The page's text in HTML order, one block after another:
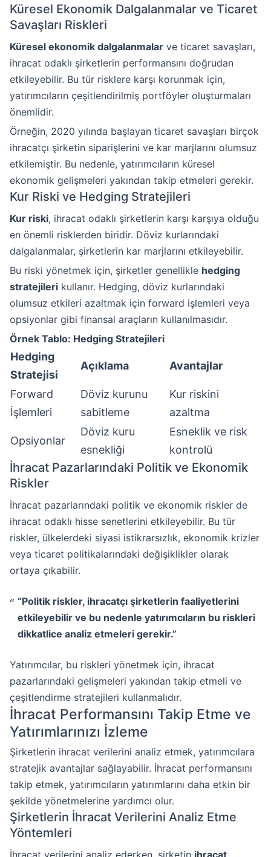
Küresel Ekonomik Dalgalanmalar ve Ticaret
Savaşları Riskleri
Küresel ekonomik dalgalanmalar ve ticaret savaşları,
ihracat odaklı şirketlerin performansını doğrudan
etkileyebilir. Bu tür risklere karşı korunmak için,
yatırımcıların çeşitlendirilmiş portföyler oluşturmaları
önemlidir.
Örneğin, 2020 yılında başlayan ticaret savaşları birçok
ihracatçı şirketin siparişlerini ve kar marjlarını olumsuz
etkilemiştir. Bu nedenle, yatırımcıların küresel
ekonomik gelişmeleri yakından takip etmeleri gerekir.
Kur Riski ve Hedging Stratejileri
Kur riski, ihracat odaklı şirketlerin karşı karşıya olduğu
en önemli risklerden biridir. Döviz kurlarındaki
dalgalanmalar, şirketlerin kar marjlarını etkileyebilir.
Bu riski yönetmek için, şirketler genellikle hedging
stratejileri kullanır. Hedging, döviz kurlarındaki
olumsuz etkileri azaltmak için forward işlemleri veya
opsiyonlar gibi finansal araçların kullanılmasıdır.
Örnek Tablo: Hedging Stratejileri
Hedging
Stratejisi
Açıklama Avantajlar
Forward
İşlemleri
Döviz kurunu
sabitleme
Kur riskini
azaltma
Opsiyonlar
Döviz kuru
esnekliği
Esneklik ve risk
kontrolü
İhracat Pazarlarındaki Politik ve Ekonomik
Riskler
İhracat pazarlarındaki politik ve ekonomik riskler de
ihracat odaklı hisse senetlerini etkileyebilir. Bu tür
riskler, ülkelerdeki siyasi istikrarsızlık, ekonomik krizler
veya ticaret politikalarındaki değişiklikler olarak
ortaya çıkabilir.
“Politik riskler, ihracatçı şirketlerin faaliyetlerini
etkileyebilir ve bu nedenle yatırımcıların bu riskleri
dikkatlice analiz etmeleri gerekir.”
Yatırımcılar, bu riskleri yönetmek için, ihracat
pazarlarındaki gelişmeleri yakından takip etmeli ve
çeşitlendirme stratejileri kullanmalıdır.
İhracat Performansını Takip Etme ve
Yatırımlarınızı İzleme
Şirketlerin ihracat verilerini analiz etmek, yatırımcılara
stratejik avantajlar sağlayabilir. İhracat performansını
takip etmek, yatırımcıların yatırımlarını daha etkin bir
şekilde yönetmelerine yardımcı olur.
Şirketlerin İhracat Verilerini Analiz Etme
Yöntemleri
İhracat verilerini analiz ederken, şirketin ihracat